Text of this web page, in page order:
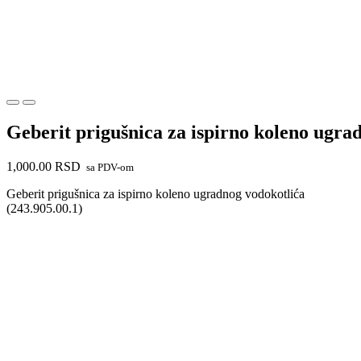
Geberit prigušnica za ispirno koleno
1,000.00 RSD sa PDV-om
Geberit prigušnica za ispirno koleno ugradnog vodokotlića
(243.905.00.1)